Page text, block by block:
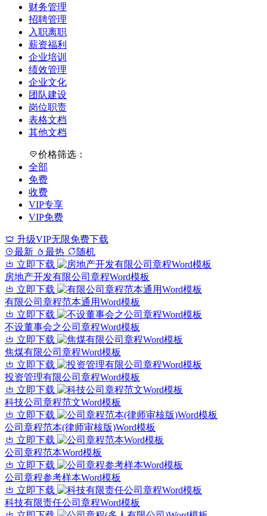
财务管理
招聘管理
入职离职
薪资福利
企业培训
绩效管理
企业文化
团队建设
岗位职责
表格文档
其他文档
价格筛选：
全部
免费
收费
VIP专享
VIP免费
升级VIP无限免费下载
最新
最热
随机
立即下载
房地产开发有限公司章程Word模板
立即下载
有限公司章程范本通用Word模板
立即下载
不设董事会之公司章程Word模板
立即下载
焦煤有限公司章程Word模板
立即下载
投资管理有限公司章程Word模板
立即下载
科技公司章程范文Word模板
立即下载
公司章程范本(律师审核版)Word模板
立即下载
公司章程范本Word模板
立即下载
公司章程参考样本Word模板
立即下载
科技有限责任公司章程Word模板